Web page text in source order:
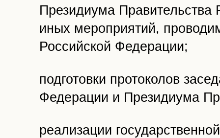
Президиума
иных мероприятий,
Российской Федерации;
подготовки протоколов
Федерации и Президиума
реализации